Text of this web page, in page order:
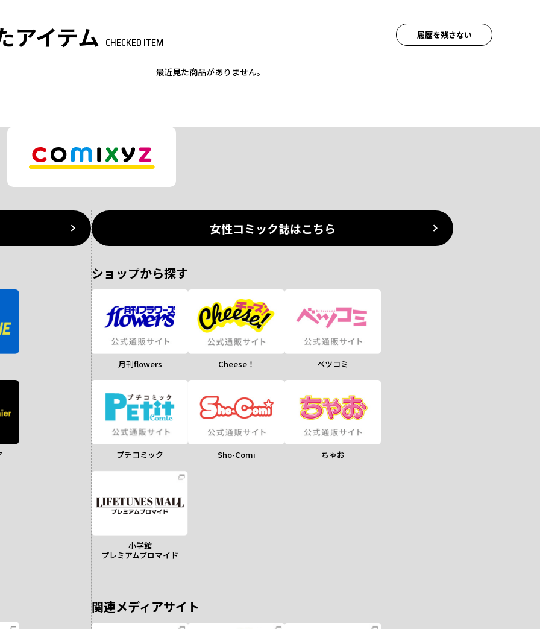
アイテム CHECKED ITEM
最近見た商品がありません。
履歴を残さない
女性コミック誌はこちら
ショップから探す
月刊flowers Cheese！ ベツコミ
プチコミック Sho-Comi ちゃお
小学館
プレミアムブロマイド
関連メディアサイト